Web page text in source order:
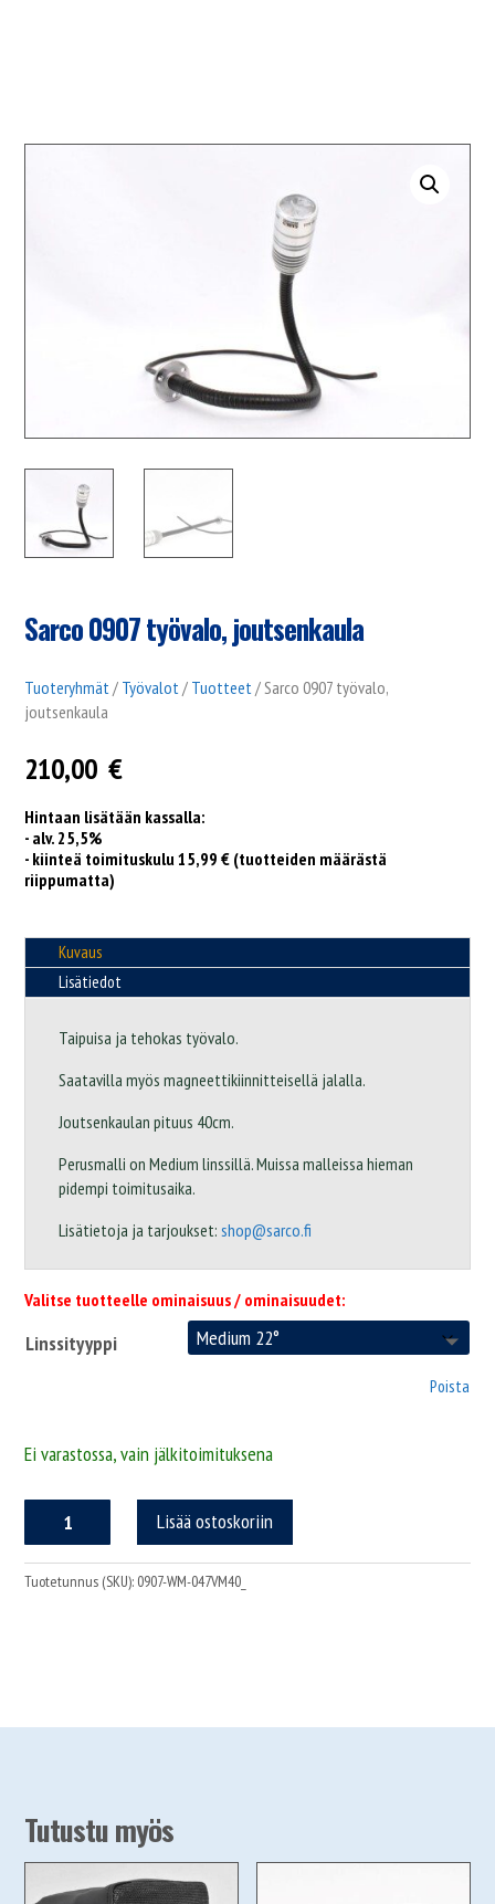
Sarco 0907 työvalo, joutsenkaula
Tuoteryhmät / Työvalot / Tuotteet / Sarco 0907 työvalo,
joutsenkaula
210,00 €
Hintaan lisätään kassalla:
- alv. 25,5%
- kiinteä toimituskulu 15,99 € (tuotteiden määrästä
riippumatta)
Kuvaus
Lisätiedot
Taipuisa ja tehokas työvalo.
Saatavilla myös magneettikiinnitteisellä jalalla.
Joutsenkaulan pituus 40cm.
Perusmalli on Medium linssillä. Muissa malleissa hieman
pidempi toimitusaika.
Lisätietoja ja tarjoukset: shop@sarco.fi
Valitse tuotteelle ominaisuus / ominaisuudet:
Linssityyppi
Poista
Ei varastossa, vain jälkitoimituksena
työvalo,
joutsenkaula
Lisää ostoskoriin
Tuotetunnus (SKU): 0907-WM-047VM40_
Tutustu myös